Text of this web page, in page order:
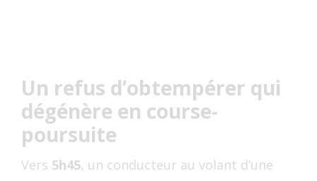
Un refus d’obtempérer qui
dégénère en course-
poursuite
Vers 5h45, un conducteur au volant d’une